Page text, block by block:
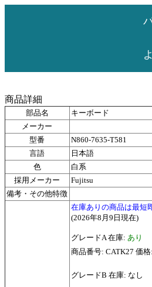
商品詳細
部品名
キーボード
メーカー
型番
N860-7635-T581
言語
日本語
色
白系
採用メーカー
Fujitsu
備考・その他特徴
在庫ありの商品は最短
(2026年8月9日現在)
グレードA 在庫: あり
商品番号: CATK27 価格
グレードB 在庫: なし